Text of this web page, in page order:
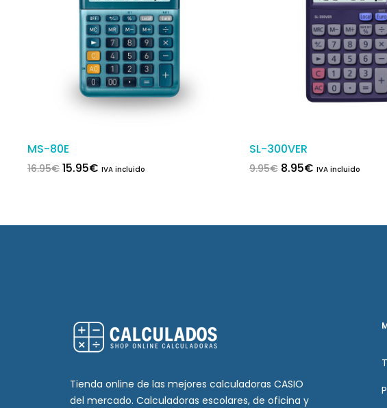
MS-80E
16.95€ El precio original era: 16.95€.
15.95€ El precio actual es: 15.95€.
IVA incluido
SL-300VER
9.95€ El precio original
8.95€El precio
IVA incluido
Tienda online de las mejores calculadoras CASIO
del mercado. Calculadoras escolares, de oficina y